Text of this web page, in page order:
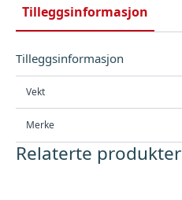
Tilleggsinformasjon
Tilleggsinformasjon
Vekt
Merke
Relaterte produkter